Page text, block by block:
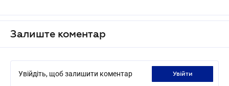
Залиште коментар
Увійдіть, щоб залишити коментар увійти